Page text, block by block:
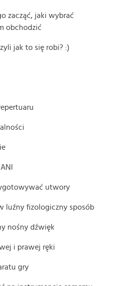
zacząć, jaki wybrać
obchodzić
jak to się robi? :)
utwory
luźny fizologiczny sposób
nośny dźwięk
i prawej ręki
gry